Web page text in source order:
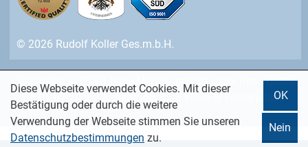
© 2026 Rudolf Koller Ges.m.b.H.
Alle Preise in EURO ohne MwSt. - pro Stk. oder lfm. - gültig
ab 01.07.2026 - Änderungen und Irrtümer vorbehalten.
Diese Webseite verwendet Cookies. Mit dieser
Bestätigung oder durch die weitere
Verwendung der Webseite stimmen Sie unseren
Datenschutzbestimmungen zu.
OK
Nein